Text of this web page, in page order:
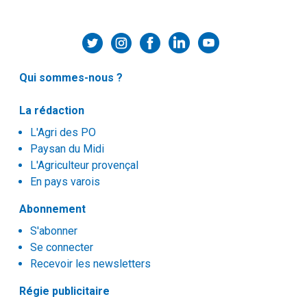
Qui sommes-nous ?
La rédaction
L'Agri des PO
Paysan du Midi
L'Agriculteur provençal
En pays varois
Abonnement
S'abonner
Se connecter
Recevoir les newsletters
Régie publicitaire